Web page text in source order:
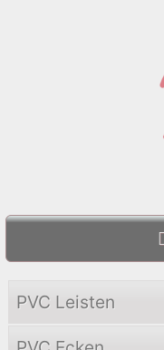
PVC Leisten